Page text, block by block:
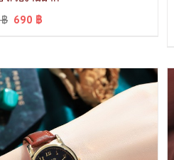
฿ 690 ฿